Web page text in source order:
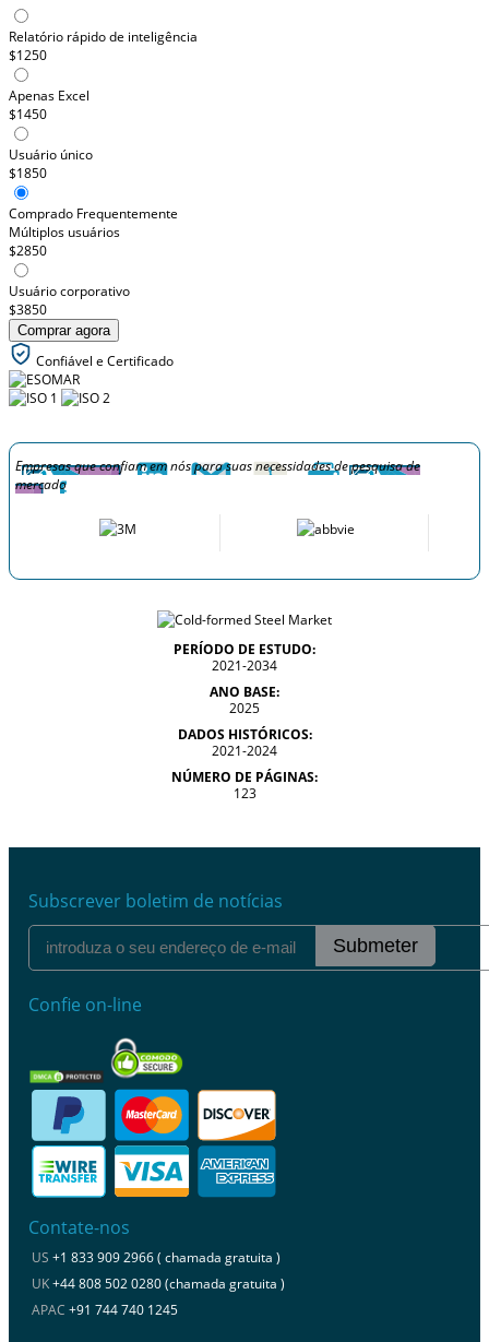
Relatório rápido de inteligência
$1250
Apenas Excel
$1450
Usuário único
$1850
Comprado Frequentemente
Múltiplos usuários
$2850
Usuário corporativo
$3850
Comprar agora
Confiável e Certificado
Empresas que confiam em nós para suas necessidades de pesquisa de
mercado
PERÍODO DE ESTUDO:
2021-2034
ANO BASE:
2025
DADOS HISTÓRICOS:
2021-2024
NÚMERO DE PÁGINAS:
123
Subscrever boletim de notícias
Submeter
Confie on-line
Contate-nos
US +1 833 909 2966 ( chamada gratuita )
UK+44 808 502 0280 (chamada gratuita )
APAC +91 744 740 1245